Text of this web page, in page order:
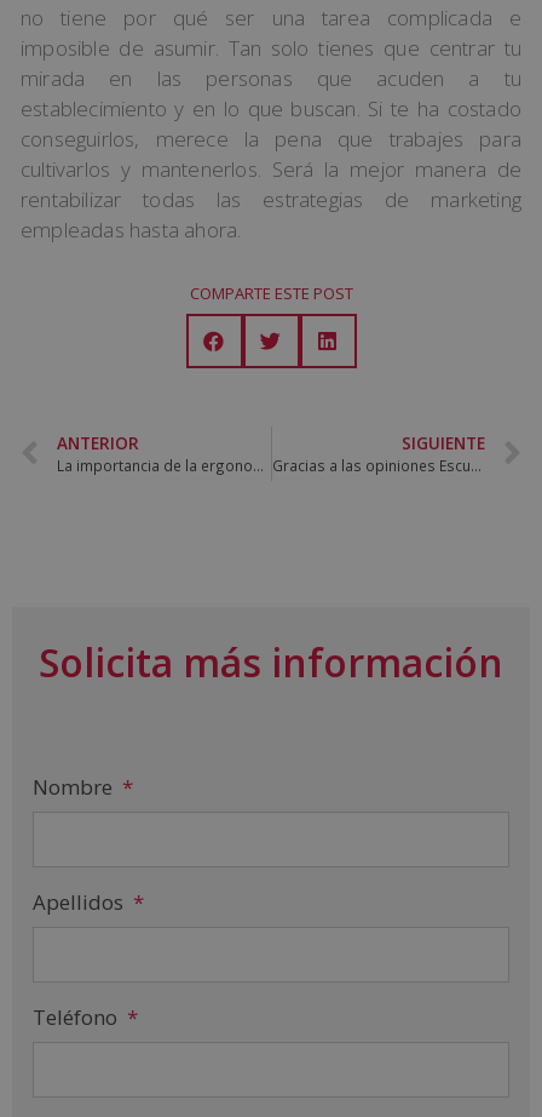
no tiene por qué ser una tarea complicada e
imposible de asumir. Tan solo tienes que centrar tu
mirada en las personas que acuden a tu
establecimiento y en lo que buscan. Si te ha costado
conseguirlos, merece la pena que trabajes para
cultivarlos y mantenerlos. Será la mejor manera de
rentabilizar todas las estrategias de marketing
empleadas hasta ahora.
COMPARTE ESTE POST
ANTERIOR
La importancia de la ergonomía en el trabajo
SIGUIENTE
Gracias a las opiniones Escuela Turismo Pirineos, recogemos nuestro segundo Sello Cum Laude
Solicita más información
Nombre *
Apellidos *
Teléfono *